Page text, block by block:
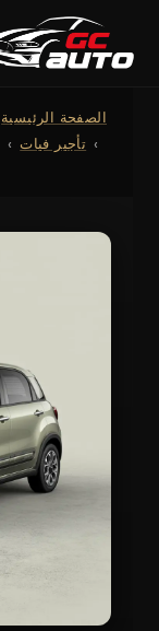
الصفحة الرئيسية
تأجير فيات